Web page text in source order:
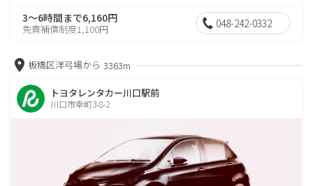
3～6時間まで6,160円
免責補償制度1,100円 048-242-0332
板橋区洋弓場から 3363m
トヨタレンタカー川口駅前
川口市幸町3-8-2